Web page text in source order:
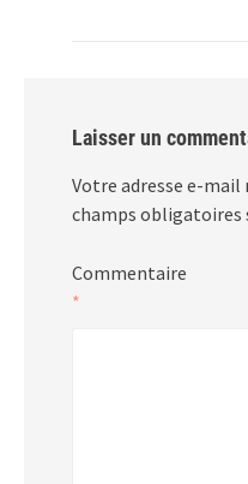
Laisser un
Votre adresse e-mail
champs obligatoires
Commentaire
*